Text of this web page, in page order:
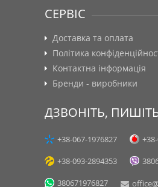
СЕРВІС
Доставка та оплата
Політика
Контактна інформація
Бренди - виробники
ДЗВОНІТЬ,
+38-067-1976827
+38-093-2894353
380671976827